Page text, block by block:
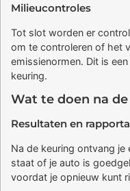
Milieucontroles
Tot slot worden er
om te controleren of het
emissienormen. Dit is
keuring.
Wat te doen na
Resultaten en
Na de keuring ontvang
staat of je auto is
voordat je opnieuw kunt